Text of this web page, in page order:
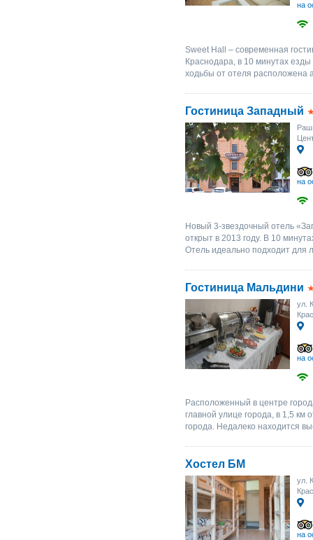
на
Sweet Hall – современная
Краснодара, в 10 минутах
ходьбы от отеля расположена
Гостиница Западный
на
Новый 3-звездочный отель
открыт в 2013 году. В 10
Отель идеально подходит для
Гостиница Мальдини
ул.
на
Расположенный в центре
главной улице города, в 1,5 км
города. Недалеко находится
Хостел БМ
ул.
на